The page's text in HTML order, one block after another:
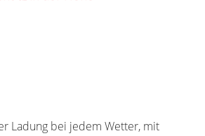
Ladung bei jedem Wetter, mit